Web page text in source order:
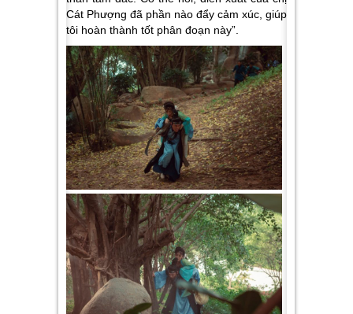
Cát Phượng đã phần nào đẩy cảm xúc, giúp
tôi hoàn thành tốt phân đoạn này”.